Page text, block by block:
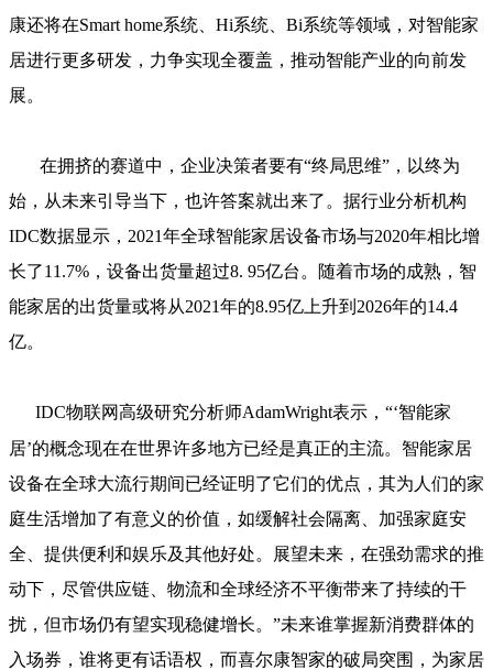
康还将在Smart home系统、Hi系统、Bi系统等领域，对智能家
居进行更多研发，力争实现全覆盖，推动智能产业的向前发
展。
在拥挤的赛道中，企业决策者要有“终局思维”，以终为
始，从未来引导当下，也许答案就出来了。据行业分析机构
IDC数据显示，2021年全球智能家居设备市场与2020年相比增
长了11.7%，设备出货量超过8. 95亿台。随着市场的成熟，智
能家居的出货量或将从2021年的8.95亿上升到2026年的14.4
亿。
IDC物联网高级研究分析师AdamWright表示，“‘智能家
居’的概念现在在世界许多地方已经是真正的主流。智能家居
设备在全球大流行期间已经证明了它们的优点，其为人们的家
庭生活增加了有意义的价值，如缓解社会隔离、加强家庭安
全、提供便利和娱乐及其他好处。展望未来，在强劲需求的推
动下，尽管供应链、物流和全球经济不平衡带来了持续的干
扰，但市场仍有望实现稳健增长。”未来谁掌握新消费群体的
入场券，谁将更有话语权，而喜尔康智家的破局突围，为家居